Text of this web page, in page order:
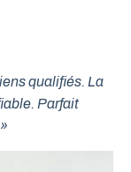
qualifiés. La
Parfait